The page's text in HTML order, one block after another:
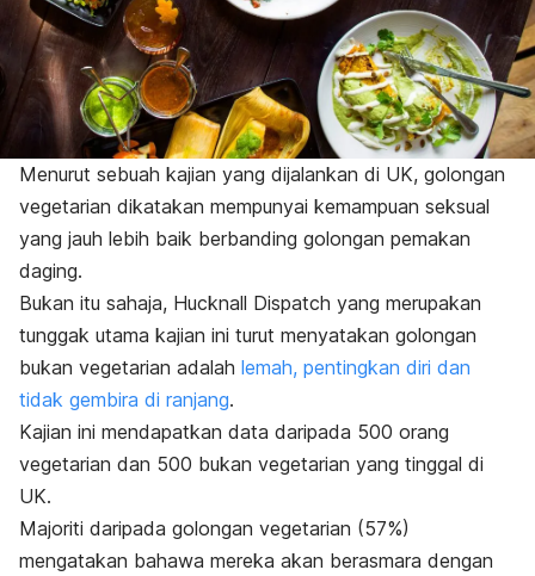
Menurut sebuah kajian yang dijalankan di UK, golongan
vegetarian dikatakan mempunyai kemampuan seksual
yang jauh lebih baik berbanding golongan pemakan
daging.
Bukan itu sahaja, Hucknall Dispatch yang merupakan
tunggak utama kajian ini turut menyatakan golongan
bukan vegetarian adalah lemah, pentingkan diri dan
tidak gembira di ranjang.
Kajian ini mendapatkan data daripada 500 orang
vegetarian dan 500 bukan vegetarian yang tinggal di
UK.
Majoriti daripada golongan vegetarian (57%)
mengatakan bahawa mereka akan berasmara dengan